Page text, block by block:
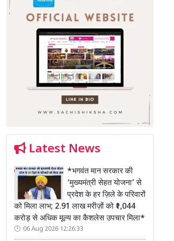
Latest News
*भगवंत मान सरकार की
‘मुख्यमंत्री सेहत योजना’ से
प्रदेश के हर ज़िले के परिवारों
को मिला लाभ; 2.91 लाख मरीज़ों को ₹1,044
करोड़ से अधिक मूल्य का कैशलेस उपचार मिला*
06 Aug 2026 12:26:33